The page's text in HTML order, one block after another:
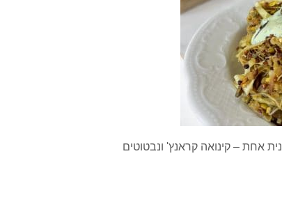
אחת – קינואה קראנץ' ונבטוטים